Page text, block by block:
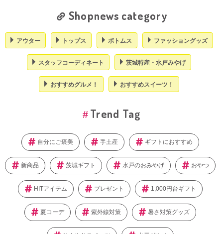
Shopnews category
アウター トップス ボトムス ファッショングッズ
スタッフコーディネート 茨城特産・水戸みやげ
おすすめグルメ！ おすすめスイーツ！
Trend Tag
自分にご褒美 手土産 ギフトにおすすめ
新商品 茨城ギフト 水戸のおみやげ おやつ
HITアイテム プレゼント 1,000円台ギフト
夏コーデ 紫外線対策 暑さ対策グッズ